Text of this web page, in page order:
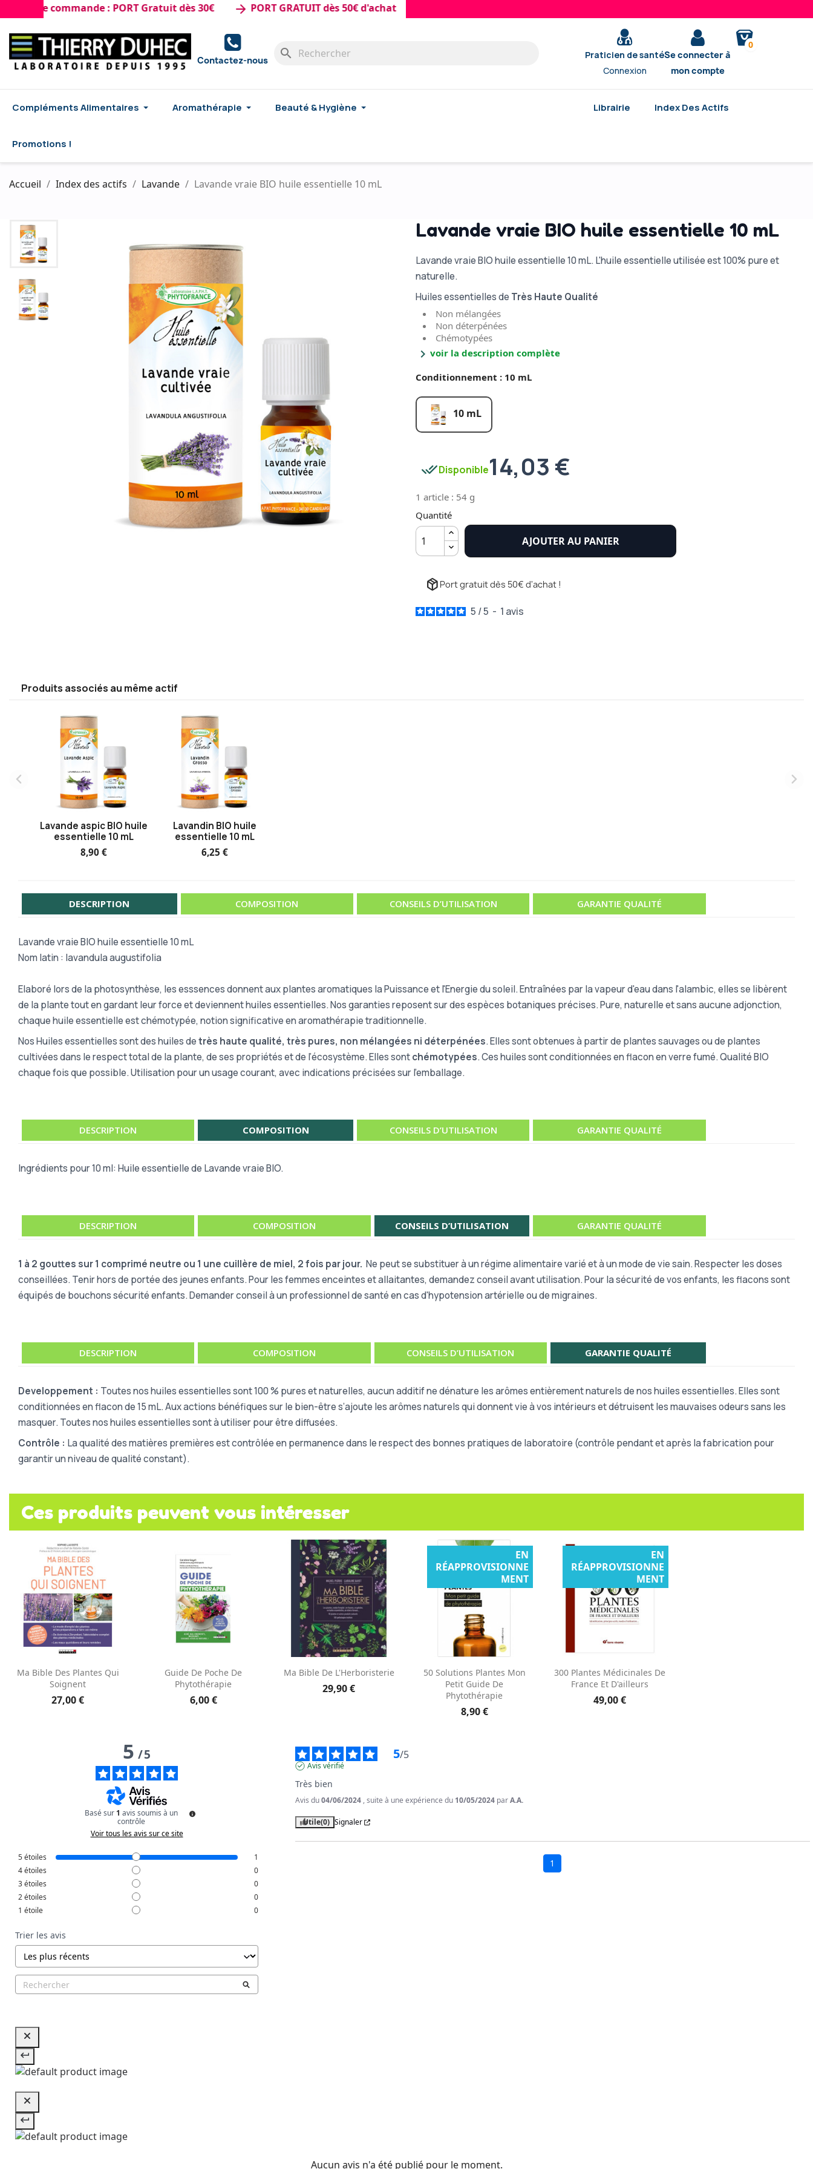
commande : PORT Gratuit dès 30€ arrow_forward PORT GRATUIT dès 50€ d'achat
Contactez-nous search
Praticien de santé
Connexion
Se connecter à
mon compte
0
Compléments Alimentaires Aromathérapie Beauté & Hygiène Librairie Index Des Actifs
Promotions !
Accueil Index des actifs Lavande Lavande vraie BIO huile essentielle 10 mL
Lavande vraie BIO huile essentielle 10 mL
Lavande vraie BIO huile essentielle 10 mL. L'huile essentielle utilisée est 100% pure et
naturelle.
Huiles essentielles de Très Haute Qualité
Non mélangées
Non déterpénées
Chémotypées
chevron_right voir la description complète
Conditionnement : 10 mL
10 mL
done_allDisponible14,03 €
1 article : 54 g
Quantité
AJOUTER AU PANIER
package_2 Port gratuit dès 50€ d'achat !
5 /5 - 1 avis
Produits associés au même actif
Lavande aspic BIO huile
essentielle 10 mL
8,90 €
Lavandin BIO huile
essentielle 10 mL
6,25 €
DESCRIPTION COMPOSITION CONSEILS D’UTILISATION GARANTIE QUALITÉ
Lavande vraie BIO huile essentielle 10 mL
Nom latin : lavandula augustifolia
Elaboré lors de la photosynthèse, les esssences donnent aux plantes aromatiques la Puissance et l'Energie du soleil. Entraînées par la vapeur d'eau dans l'alambic, elles se libèrent
de la plante tout en gardant leur force et deviennent huiles essentielles. Nos garanties reposent sur des espèces botaniques précises. Pure, naturelle et sans aucune adjonction,
chaque huile essentielle est chémotypée, notion significative en aromathérapie traditionnelle.
Nos Huiles essentielles sont des huiles detrès haute qualité, très pures, non mélangées ni déterpénées. Elles sont obtenues à partir de plantes sauvages ou de plantes
cultivées dans le respect total de la plante, de ses propriétés et de l’écosystème. Elles sontchémotypées. Ces huiles sont conditionnées en flacon en verre fumé. Qualité BIO
chaque fois que possible. Utilisation pour un usage courant, avec indications précisées sur l’emballage.
DESCRIPTION COMPOSITION CONSEILS D’UTILISATION GARANTIE QUALITÉ
Ingrédients pour 10 ml: Huile essentielle de Lavande vraie BIO.
DESCRIPTION COMPOSITION CONSEILS D’UTILISATION GARANTIE QUALITÉ
1 à 2 gouttes sur 1 comprimé neutre ou 1 une cuillère de miel, 2 fois par jour. Ne peut se substituer à un régime alimentaire varié et à un mode de vie sain.Respecter les doses
conseillées. Tenir hors de portée des jeunes enfants. Pour les femmes enceintes et allaitantes, demandez conseil avant utilisation.Pour la sécurité de vos enfants, les flacons sont
équipés de bouchons sécurité enfants. Demander conseil à un professionnel de santé en cas d'hypotension artérielle ou de migraines.
DESCRIPTION COMPOSITION CONSEILS D’UTILISATION GARANTIE QUALITÉ
Developpement : Toutes nos huiles essentielles sont 100 % pures et naturelles, aucun additif ne dénature les arômes entièrement naturels de nos huiles essentielles. Elles sont
conditionnées en flacon de 15 mL. Aux actions bénéfiques sur le bien-être s’ajoute les arômes naturels qui donnent vie à vos intérieurs et détruisent les mauvaises odeurs sans les
masquer. Toutes nos huiles essentielles sont à utiliser pour être diffusées.
Contrôle : La qualité des matières premières est contrôlée en permanence dans le respect des bonnes pratiques de laboratoire (contrôle pendant et après la fabrication pour
garantir un niveau de qualité constant).
Ces produits peuvent vous intéresser
Aperçu rapide
Ma Bible Des Plantes Qui
Soignent
27,00 €
Aperçu rapide
Guide De Poche De
Phytothérapie
6,00 €
Aperçu rapide
Ma Bible De L'Herboristerie
29,90 €
Aperçu rapide
50 Solutions Plantes Mon
Petit Guide De
Phytothérapie
8,90 €
EN
RÉAPPROVISIONNE
MENT
Aperçu rapide
300 Plantes Médicinales De
France Et D'ailleurs
49,00 €
EN
RÉAPPROVISIONNE
MENT
5/5
Basé sur 1 avis soumis à un
contrôle
Voir tous les avis sur ce site
5étoiles
1
4étoiles
0
3étoiles
0
2étoiles
0
1 étoile 0
Trier les avis
5/5
Avis vérifié
Très bien
Avis du04/06/2024 , suite à une expérience du 10/05/2024 parA.A.
Utile(0) Signaler
1
Aucun avis n'a été publié pour le moment.